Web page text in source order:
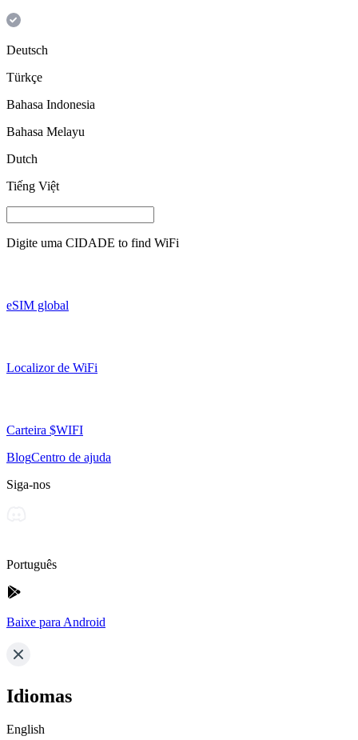
Deutsch
Türkçe
Bahasa Indonesia
Bahasa Melayu
Dutch
Tiếng Việt
Digite uma CIDADE to find WiFi
eSIM global
Localizor de WiFi
Carteira $WIFI
BlogCentro de ajuda
Siga-nos
Português
Baixe para Android
Idiomas
English